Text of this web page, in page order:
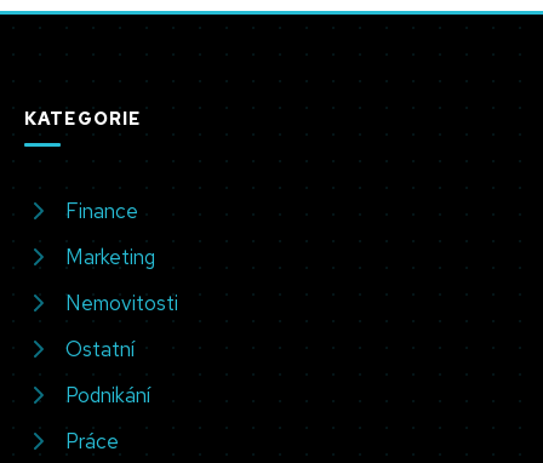
KATEGORIE
Finance
Marketing
Nemovitosti
Ostatní
Podnikání
Práce